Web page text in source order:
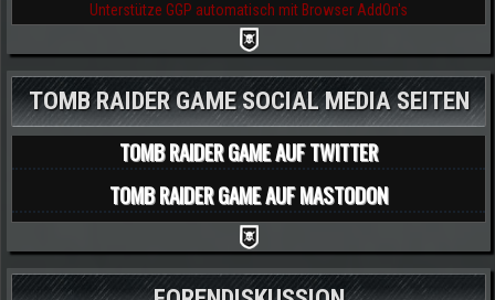
Unterstütze GGP automatisch mit Browser AddOn's
TOMB RAIDER GAME SOCIAL MEDIA SEITEN
TOMB RAIDER GAME AUF TWITTER
TOMB RAIDER GAME AUF MASTODON